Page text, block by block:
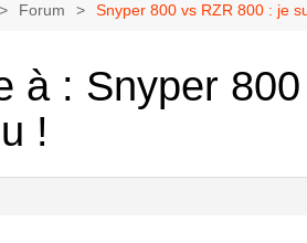
Forum Snyper 800 vs RZR 800 : je
à : Snyper
!